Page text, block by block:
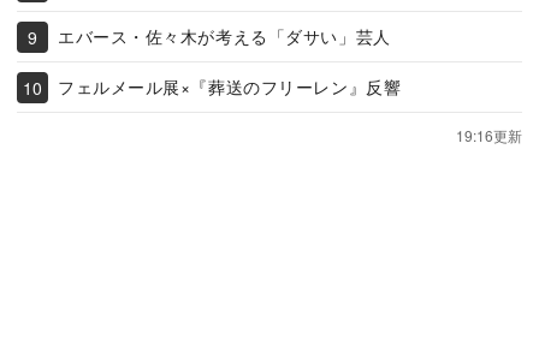
エバース・佐々木が考える「ダサい」芸人
フェルメール展×『葬送のフリーレン』反響
19:16更新